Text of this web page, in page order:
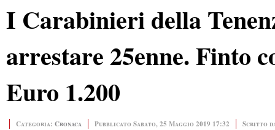
I Carabinieri della
arrestare 25enne. Finto
Euro 1.200
Categoria: Cronaca Pubblicato Sabato, 25 Maggio 2019 17:32 Scritto